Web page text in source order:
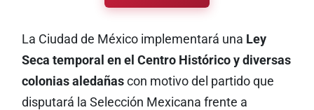
La Ciudad de México implementará una Ley
Seca temporal en el Centro Histórico y diversas
colonias aledañascon motivo del partido que
disputará la Selección Mexicana frente a